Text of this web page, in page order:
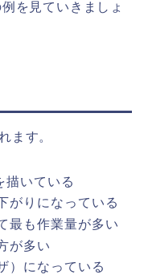
を見ていきましょ
ます。
描いている
がりになっている
最も作業量が多い
が多い
）になっている